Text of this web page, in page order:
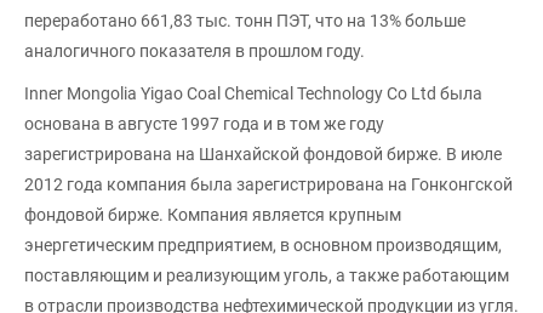
переработано 661,83 тыс. тонн ПЭТ, что на 13% больше
аналогичного показателя в прошлом году.
Inner Mongolia Yigao Coal Chemical Technology Co Ltd была
основана в августе 1997 года и в том же году
зарегистрирована на Шанхайской фондовой бирже. В июле
2012 года компания была зарегистрирована на Гонконгской
фондовой бирже. Компания является крупным
энергетическим предприятием, в основном производящим,
поставляющим и реализующим уголь, а также работающим
в отрасли производства нефтехимической продукции из угля.